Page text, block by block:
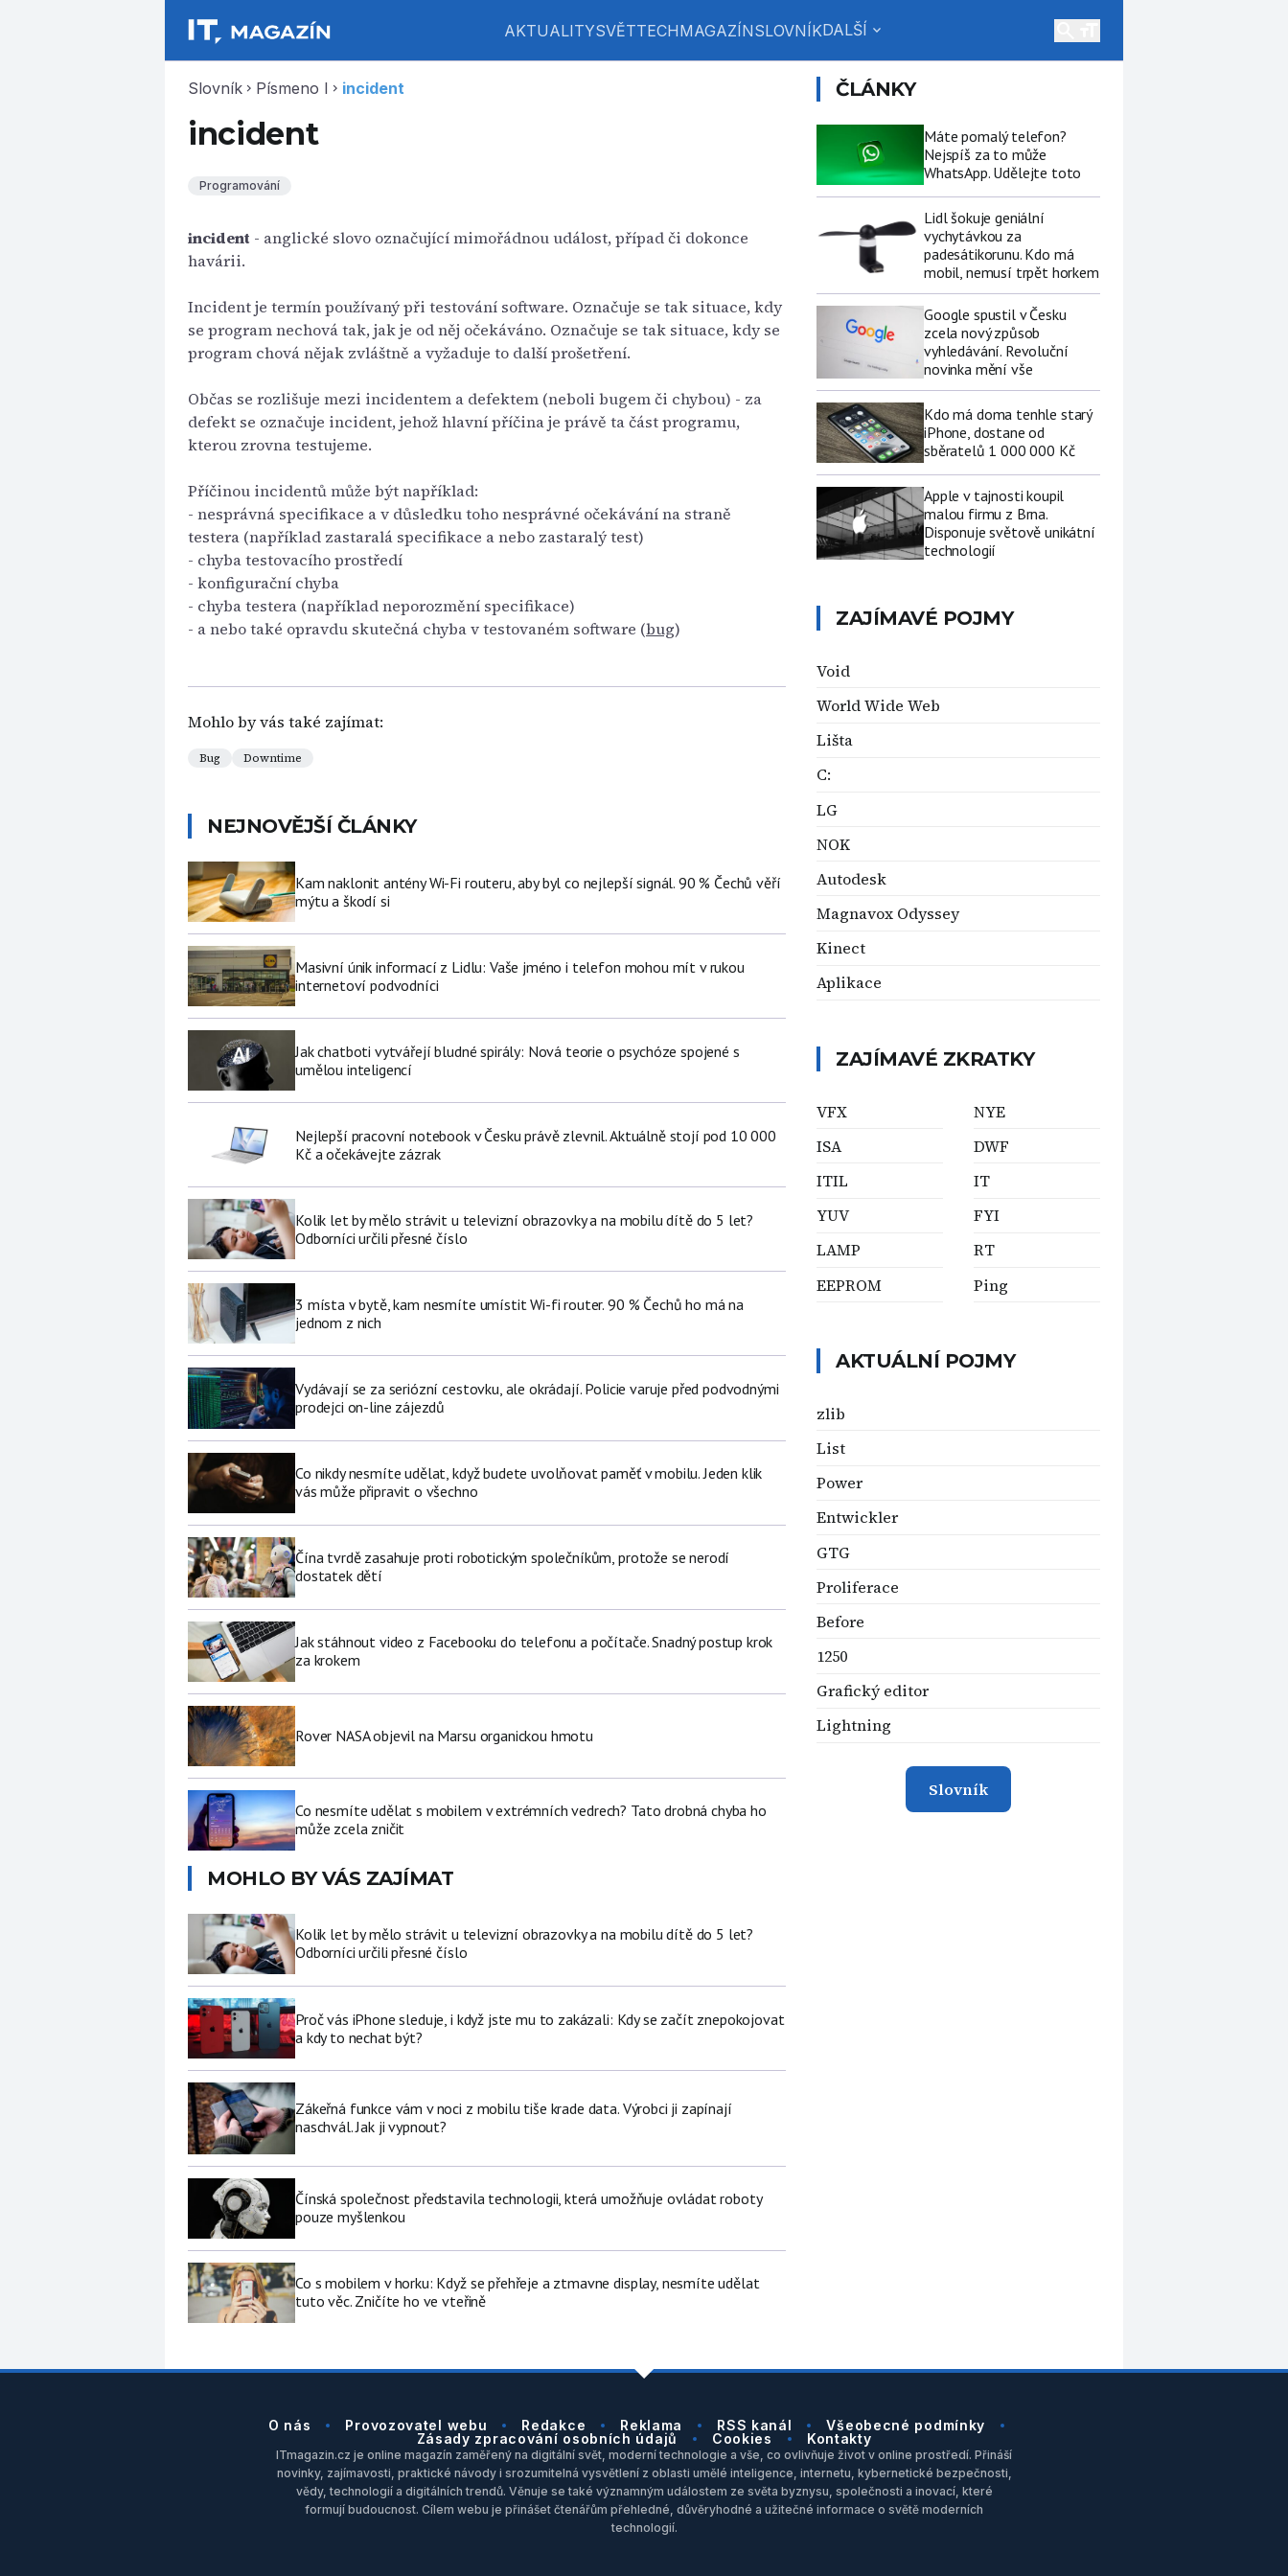
AKTUALITYSVĚTTECHMAGAZÍNSLOVNÍKDALŠÍ expand_more
Slovník chevron_right Písmeno I chevron_right incident
incident
Programování
incident - anglické slovo označující mimořádnou událost, případ či dokonce
havárii.
Incident je termín používaný při testování software. Označuje se tak situace, kdy
se program nechová tak, jak je od něj očekáváno. Označuje se tak situace, kdy se
program chová nějak zvláštně a vyžaduje to další prošetření.
Občas se rozlišuje mezi incidentem a defektem (neboli bugem či chybou) - za
defekt se označuje incident, jehož hlavní příčina je právě ta část programu,
kterou zrovna testujeme.
Příčinou incidentů může být například:
- nesprávná specifikace a v důsledku toho nesprávné očekávání na straně
testera (například zastaralá specifikace a nebo zastaralý test)
- chyba testovacího prostředí
- konfigurační chyba
- chyba testera (například neporozmění specifikace)
- a nebo také opravdu skutečná chyba v testovaném software (bug)
Mohlo by vás také zajímat:
Bug Downtime
NEJNOVĚJŠÍ ČLÁNKY
Kam naklonit antény Wi-Fi routeru, aby byl co nejlepší signál. 90 % Čechů věří
mýtu a škodí si
Masivní únik informací z Lidlu: Vaše jméno i telefon mohou mít v rukou
internetoví podvodníci
Jak chatboti vytvářejí bludné spirály: Nová teorie o psychóze spojené s
umělou inteligencí
Nejlepší pracovní notebook v Česku právě zlevnil. Aktuálně stojí pod 10 000
Kč a očekávejte zázrak
Kolik let by mělo strávit u televizní obrazovky a na mobilu dítě do 5 let?
Odborníci určili přesné číslo
3 místa v bytě, kam nesmíte umístit Wi-fi router. 90 % Čechů ho má na
jednom z nich
Vydávají se za seriózní cestovku, ale okrádají. Policie varuje před podvodnými
prodejci on-line zájezdů
Co nikdy nesmíte udělat, když budete uvolňovat paměť v mobilu. Jeden klik
vás může připravit o všechno
Čína tvrdě zasahuje proti robotickým společníkům, protože se nerodí
dostatek dětí
Jak stáhnout video z Facebooku do telefonu a počítače. Snadný postup krok
za krokem
Rover NASA objevil na Marsu organickou hmotu
Co nesmíte udělat s mobilem v extrémních vedrech? Tato drobná chyba ho
může zcela zničit
MOHLO BY VÁS ZAJÍMAT
Kolik let by mělo strávit u televizní obrazovky a na mobilu dítě do 5 let?
Odborníci určili přesné číslo
Proč vás iPhone sleduje, i když jste mu to zakázali: Kdy se začít znepokojovat
a kdy to nechat být?
Zákeřná funkce vám v noci z mobilu tiše krade data. Výrobci ji zapínají
naschvál. Jak ji vypnout?
Čínská společnost představila technologii, která umožňuje ovládat roboty
pouze myšlenkou
Co s mobilem v horku: Když se přehřeje a ztmavne display, nesmíte udělat
tuto věc. Zničíte ho ve vteřině
ČLÁNKY
Máte pomalý telefon?
Nejspíš za to může
WhatsApp. Udělejte toto
Lidl šokuje geniální
vychytávkou za
padesátikorunu. Kdo má
mobil, nemusí trpět horkem
Google spustil v Česku
zcela nový způsob
vyhledávání. Revoluční
novinka mění vše
Kdo má doma tenhle starý
iPhone, dostane od
sběratelů 1 000 000 Kč
Apple v tajnosti koupil
malou firmu z Brna.
Disponuje světově unikátní
technologií
ZAJÍMAVÉ POJMY
Void
World Wide Web
Lišta
C:
LG
NOK
Autodesk
Magnavox Odyssey
Kinect
Aplikace
ZAJÍMAVÉ ZKRATKY
VFX
ISA
ITIL
YUV
LAMP
EEPROM
NYE
DWF
IT
FYI
RT
Ping
AKTUÁLNÍ POJMY
zlib
List
Power
Entwickler
GTG
Proliferace
Before
1250
Grafický editor
Lightning
Slovník
O nás Provozovatel webu Redakce Reklama RSS kanál
Všeobecné podmínky
Zásady zpracování osobních údajů
Cookies Kontakty
ITmagazin.cz je online magazín zaměřený na digitální svět, moderní technologie a vše, co ovlivňuje život v online prostředí. Přináší
novinky, zajímavosti, praktické návody i srozumitelná vysvětlení z oblasti umělé inteligence, internetu, kybernetické bezpečnosti,
vědy, technologií a digitálních trendů. Věnuje se také významným událostem ze světa byznysu, společnosti a inovací, které
formují budoucnost. Cílem webu je přinášet čtenářům přehledné, důvěryhodné a užitečné informace o světě moderních
technologií.